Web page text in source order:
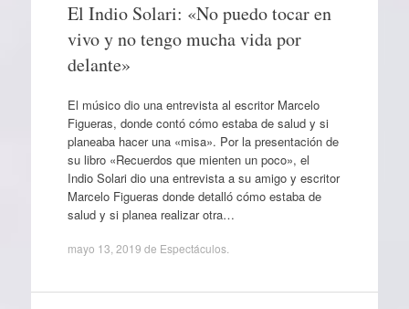
El Indio Solari: «No puedo tocar en
vivo y no tengo mucha vida por
delante»
El músico dio una entrevista al escritor Marcelo
Figueras, donde contó cómo estaba de salud y si
planeaba hacer una «misa». Por la presentación de
su libro «Recuerdos que mienten un poco», el
Indio Solari dio una entrevista a su amigo y escritor
Marcelo Figueras donde detalló cómo estaba de
salud y si planea realizar otra…
mayo 13, 2019 de Espectáculos.